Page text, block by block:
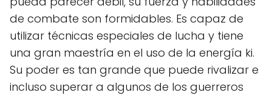
de combate son formidables. Es capaz de
utilizar técnicas especiales de lucha y tiene
una gran maestría en el uso de la energía ki.
Su poder es tan grande que puede rivalizar e
incluso superar a algunos de los guerreros